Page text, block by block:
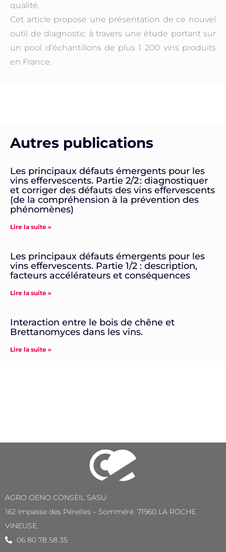
qualité.
Cet article propose une présentation de ce nouvel
outil de diagnostic à travers une étude portant sur
un pool d’échantillons de plus 1 200 vins produits
en France.
Autres publications
Les principaux défauts émergents pour les
vins effervescents. Partie 2/2 : diagnostiquer
et corriger des défauts des vins effervescents
(de la compréhension à la prévention des
phénomènes)
Lire la suite »
Les principaux défauts émergents pour les
vins effervescents. Partie 1/2 : description,
facteurs accélérateurs et conséquences
Lire la suite »
Interaction entre le bois de chêne et
Brettanomyces dans les vins.
Lire la suite »
AGRO OENO CONSEIL SASU
162 Impasse des Pérelles – Somméré. 71960 LA ROCHE
VINEUSE.
06 80 78 58 35